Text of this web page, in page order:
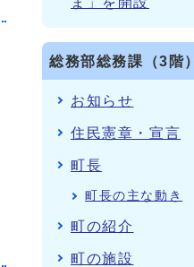
総務部総務課（3階）
お知らせ
住民憲章・宣言
町長
町長の主な動き
町の紹介
町の施設